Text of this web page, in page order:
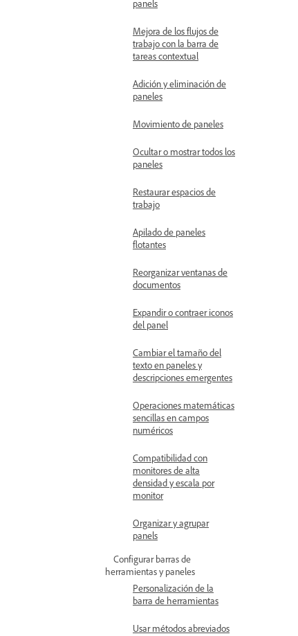
panels
Mejora de los flujos de
trabajo con la barra de
tareas contextual
Adición y eliminación de
paneles
Movimiento de paneles
Ocultar o mostrar todos los
paneles
Restaurar espacios de
trabajo
Apilado de paneles
flotantes
Reorganizar ventanas de
documentos
Expandir o contraer iconos
del panel
Cambiar el tamaño del
texto en paneles y
descripciones emergentes
Operaciones matemáticas
sencillas en campos
numéricos
Compatibilidad con
monitores de alta
densidad y escala por
monitor
Organizar y agrupar
panels
Configurar barras de
herramientas y paneles
Personalización de la
barra de herramientas
Usar métodos abreviados